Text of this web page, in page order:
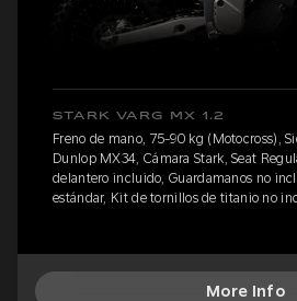
STARK VARG MX 1.2
Freno de mano, 75-90 kg (Motocross),
Dunlop MX34, Cámara Stark, Seat
delantero incluido, Guardamanos no
estándar, Kit de tornillos de titanio no
More Info